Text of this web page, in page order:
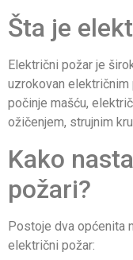
Šta je
Električni požar je
uzrokovan
počinje mašću,
ožičenjem, strujnim
Kako
požari?
Postoje dva općenita
električni požar: